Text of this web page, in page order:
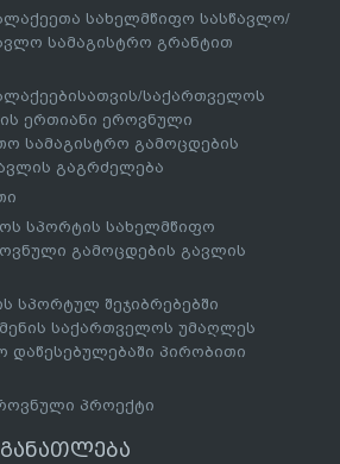
სახელმწიფო სასწავლო/
სამაგისტრო გრანტით
საქართველოს
ერთიანი ეროვნული
სამაგისტრო გამოცდების
გაგრძელება
სპორტის სახელმწიფო
გამოცდების გავლის
სპორტულ შეჯიბრებებში
საქართველოს უმაღლეს
დაწესებულებაში პირობითი
პროექტი